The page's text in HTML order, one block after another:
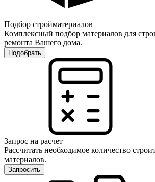
Подбор стройматериалов
Комплексный подбор материалов для
ремонта Вашего дома.
Подобрать
Запрос на расчет
Рассчитать необходимое количество
материалов.
Запросить